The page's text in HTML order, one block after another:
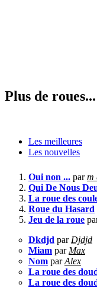
Plus de roues...
Les meilleures
Les nouvelles
Oui non ... parm
Qui De Nous
La roue des
Roue du Hasard
Jeu de la roue
Dkdjd par Djdjd
Miam par Max
Nom parAlex
La roue des
La roue des